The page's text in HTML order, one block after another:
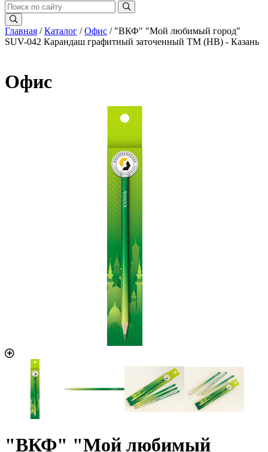
Главная /Каталог /Офис / "ВКФ" "Мой любимый город"
SUV-042 Карандаш графитный заточенный ТМ (HB) - Казань
Офис
"ВКФ" "Мой любимый